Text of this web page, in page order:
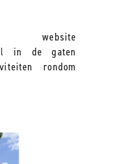
in de gaten
rondom